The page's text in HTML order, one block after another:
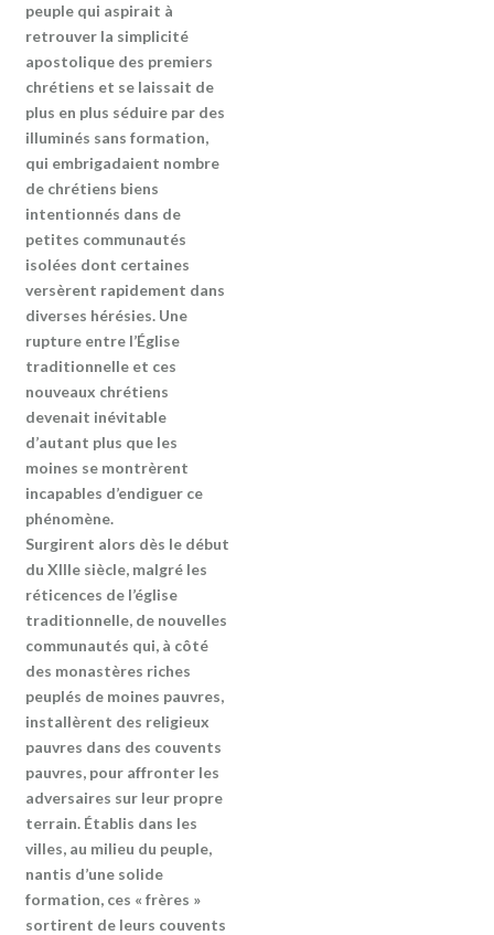
peuple qui aspirait à
retrouver la simplicité
apostolique des premiers
chrétiens et se laissait de
plus en plus séduire par des
illuminés sans formation,
qui embrigadaient nombre
de chrétiens biens
intentionnés dans de
petites communautés
isolées dont certaines
versèrent rapidement dans
diverses hérésies. Une
rupture entre l’Église
traditionnelle et ces
nouveaux chrétiens
devenait inévitable
d’autant plus que les
moines se montrèrent
incapables d’endiguer ce
phénomène.
Surgirent alors dès le début
du XIIIe siècle, malgré les
réticences de l’église
traditionnelle, de nouvelles
communautés qui, à côté
des monastères riches
peuplés de moines pauvres,
installèrent des religieux
pauvres dans des couvents
pauvres, pour affronter les
adversaires sur leur propre
terrain. Établis dans les
villes, au milieu du peuple,
nantis d’une solide
formation, ces « frères »
sortirent de leurs couvents